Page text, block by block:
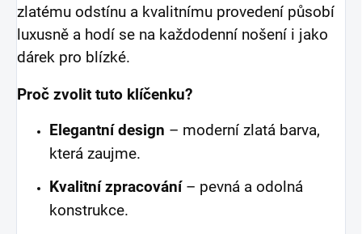
zlatému odstínu a kvalitnímu provedení působí
luxusně a hodí se na každodenní nošení i jako
dárek pro blízké.
Proč zvolit tuto klíčenku?
Elegantní design – moderní zlatá barva,
která zaujme.
Kvalitní zpracování– pevná a odolná
konstrukce.